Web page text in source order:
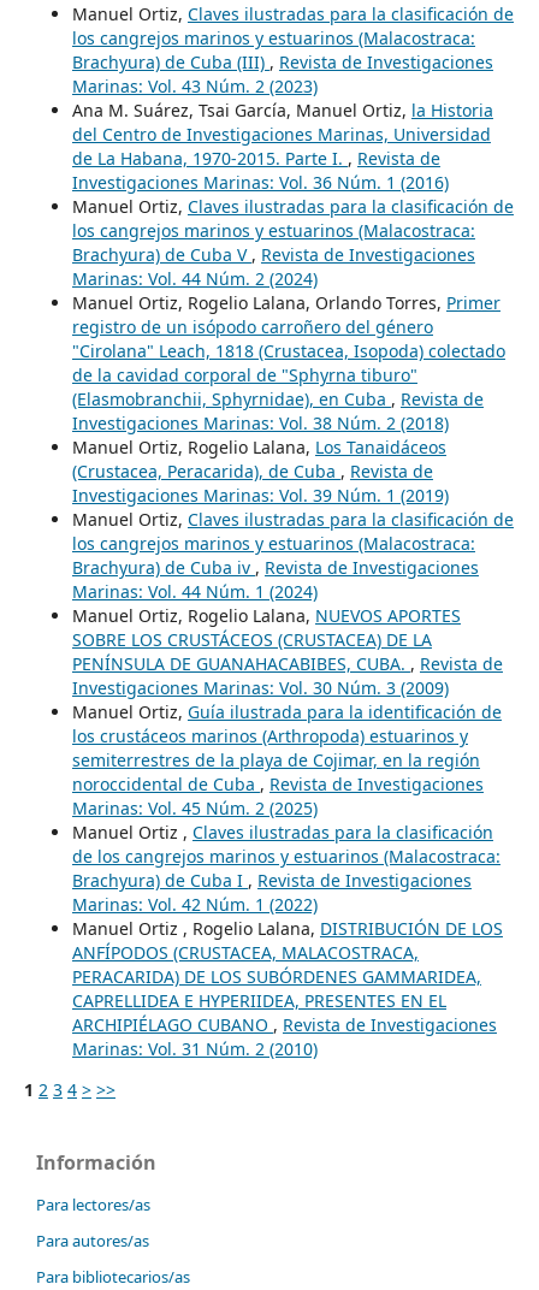
Manuel Ortiz, Claves ilustradas para la clasificación de
los cangrejos marinos y estuarinos (Malacostraca:
Brachyura) de Cuba (III) , Revista de Investigaciones
Marinas: Vol. 43 Núm. 2 (2023)
Ana M. Suárez, Tsai García, Manuel Ortiz, la Historia
del Centro de Investigaciones Marinas, Universidad
de La Habana, 1970-2015. Parte I. , Revista de
Investigaciones Marinas: Vol. 36 Núm. 1 (2016)
Manuel Ortiz, Claves ilustradas para la clasificación de
los cangrejos marinos y estuarinos (Malacostraca:
Brachyura) de Cuba V , Revista de Investigaciones
Marinas: Vol. 44 Núm. 2 (2024)
Manuel Ortiz, Rogelio Lalana, Orlando Torres, Primer
registro de un isópodo carroñero del género
"Cirolana" Leach, 1818 (Crustacea, Isopoda) colectado
de la cavidad corporal de "Sphyrna tiburo"
(Elasmobranchii, Sphyrnidae), en Cuba , Revista de
Investigaciones Marinas: Vol. 38 Núm. 2 (2018)
Manuel Ortiz, Rogelio Lalana, Los Tanaidáceos
(Crustacea, Peracarida), de Cuba , Revista de
Investigaciones Marinas: Vol. 39 Núm. 1 (2019)
Manuel Ortiz, Claves ilustradas para la clasificación de
los cangrejos marinos y estuarinos (Malacostraca:
Brachyura) de Cuba iv , Revista de Investigaciones
Marinas: Vol. 44 Núm. 1 (2024)
Manuel Ortiz, Rogelio Lalana, NUEVOS APORTES
SOBRE LOS CRUSTÁCEOS (CRUSTACEA) DE LA
PENÍNSULA DE GUANAHACABIBES, CUBA. , Revista de
Investigaciones Marinas: Vol. 30 Núm. 3 (2009)
Manuel Ortiz, Guía ilustrada para la identificación de
los crustáceos marinos (Arthropoda) estuarinos y
semiterrestres de la playa de Cojimar, en la región
noroccidental de Cuba , Revista de Investigaciones
Marinas: Vol. 45 Núm. 2 (2025)
Manuel Ortiz , Claves ilustradas para la clasificación
de los cangrejos marinos y estuarinos (Malacostraca:
Brachyura) de Cuba I , Revista de Investigaciones
Marinas: Vol. 42 Núm. 1 (2022)
Manuel Ortiz , Rogelio Lalana, DISTRIBUCIÓN DE LOS
ANFÍPODOS (CRUSTACEA, MALACOSTRACA,
PERACARIDA) DE LOS SUBÓRDENES GAMMARIDEA,
CAPRELLIDEA E HYPERIIDEA, PRESENTES EN EL
ARCHIPIÉLAGO CUBANO , Revista de Investigaciones
Marinas: Vol. 31 Núm. 2 (2010)
1 2 3 4 > >>
Información
Para lectores/as
Para autores/as
Para bibliotecarios/as